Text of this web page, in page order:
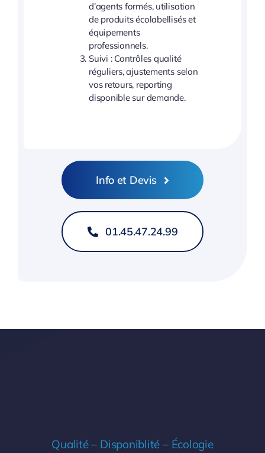
d’agents formés, utilisation
de produits écolabellisés et
équipements
professionnels.
Suivi : Contrôles qualité
réguliers, ajustements selon
vos retours, reporting
disponible sur demande.
Info et Devis
01.45.47.24.99
Qualité – Disponiblité – Écologie